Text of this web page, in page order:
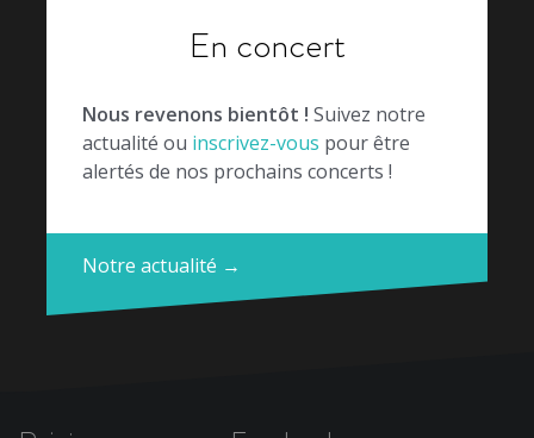
En concert
Nous revenons bientôt ! Suivez notre
actualité ou inscrivez-vous pour être
alertés de nos prochains concerts !
Notre actualité →